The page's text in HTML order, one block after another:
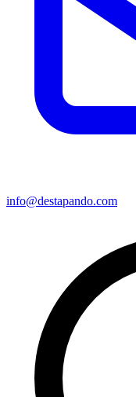
info@destapando.com